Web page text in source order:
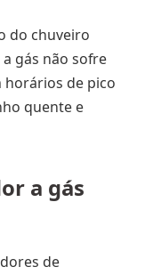
do chuveiro
gás não sofre
horários de pico
quente e
a gás
de